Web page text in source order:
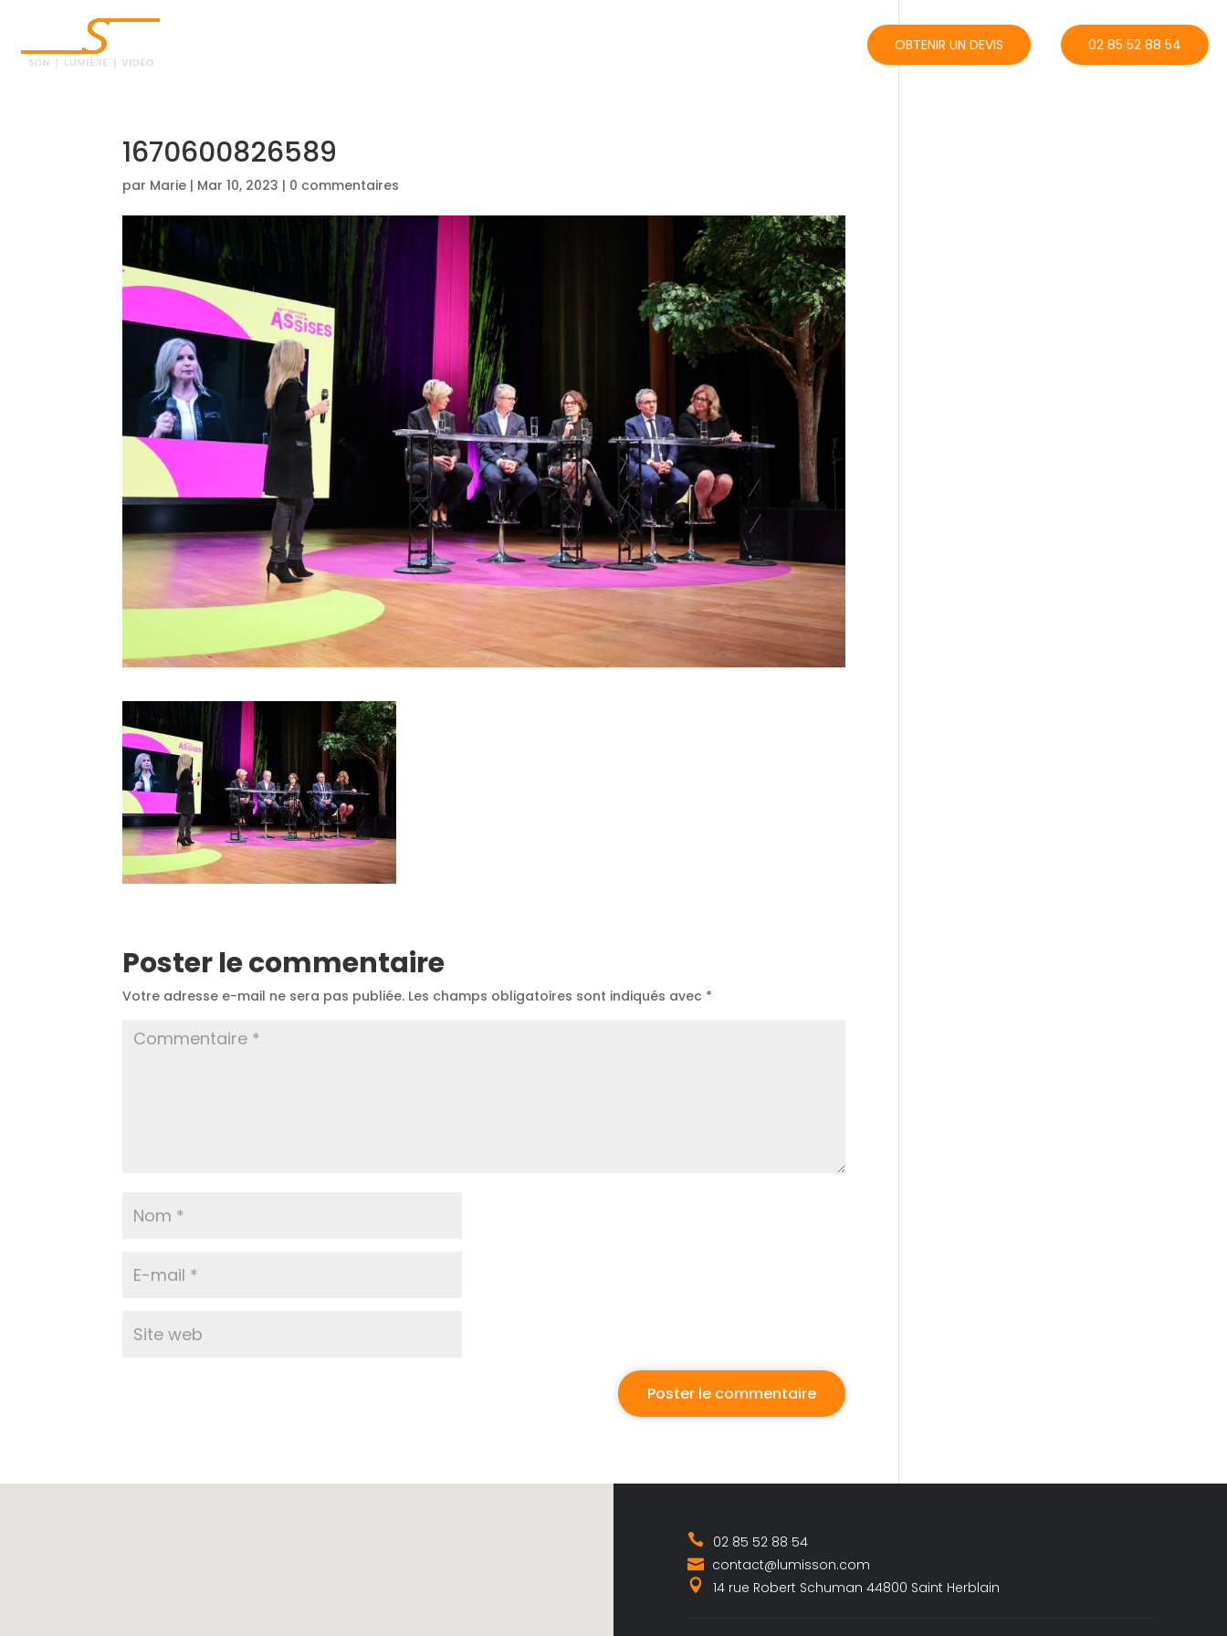
OBTENIR UN DEVIS 02 85 52 88 54
1670600826589
par Marie | Mar 10, 2023 | 0 commentaires
Poster le commentaire
Votre adresse e-mail ne sera pas publiée. Les champs obligatoires sont indiqués avec *
02 85 52 88 54
contact@lumisson.com
14 rue Robert Schuman 44800 Saint Herblain